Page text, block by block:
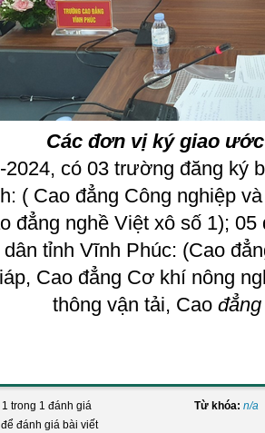
Các đơn vị ký giao
2024, có 03 trường đăng ký
( Cao đẳng Công nghiệp
đẳng nghề Việt xô số 1);
dân tỉnh Vĩnh Phúc: (Cao
Cao đẳng Cơ khí nông
thông vận tải, Cao
trong 1 đánh giá
đánh giá bài viết
Từ khóa: n/a